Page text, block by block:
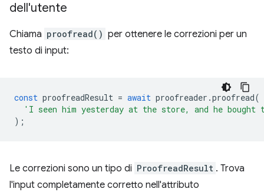
dell'utente
Chiama proofread() per ottenere le correzioni per un
testo di input:
const proofreadResult = await proofreader .proofread(
'I seen him yesterday at the store, and he
);
Le correzioni sono un tipo di ProofreadResult . Trova
l'input completamente corretto nell'attributo